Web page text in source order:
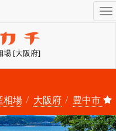
場 [大阪府]
相場
大阪府 豊中市